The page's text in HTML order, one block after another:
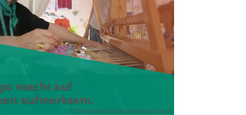
macht auf
aufmerksam.
© Domkapitel Aachen/Andreas Steindl